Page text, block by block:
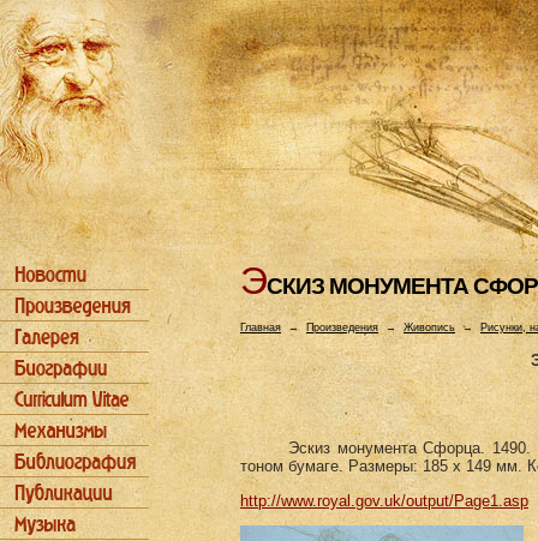
ЭСКИЗ МОHУМЕHТА
Главная→ Произведения → Живопись → Рисунки,
Эскиз монумента Сфорца. 1490.
тоном бумаге. Размеры: 185 х 149 мм.
http://www.royal.gov.uk/output/Page1.asp